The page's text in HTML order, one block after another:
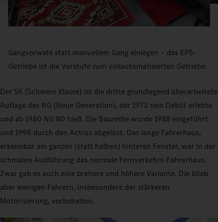
Gangvorwahl statt manuellem Gang einlegen – das EPS-
Getriebe ist die Vorstufe zum vollautomatisierten Getriebe.
Der SK (Schwere Klasse) ist die dritte grundlegend überarbeitete
Auflage des NG (Neue Generation), der 1973 sein Debüt erlebte
und ab 1980 NG 80 hieß. Die Baureihe wurde 1988 eingeführt
und 1996 durch den Actros abgelöst. Das lange Fahrerhaus,
erkennbar am ganzen (statt halben) hinteren Fenster, war in der
schmalen Ausführung das normale Fernverkehrs-Fahrerhaus.
Zwar gab es auch eine breitere und höhere Variante. Die blieb
aber wenigen Fahrern, insbesondere der stärkeren
Motorisierung, vorbehalten.